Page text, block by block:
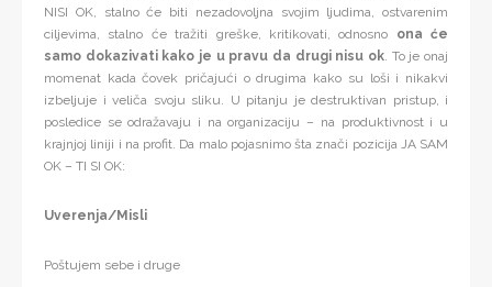
NISI OK, stalno će biti nezadovoljna svojim ljudima, ostvarenim
ciljevima, stalno će tražiti greške, kritikovati, odnosno ona će
samo dokazivati kako je u pravu da drugi nisu ok. To je onaj
momenat kada čovek pričajući o drugima kako su loši i nikakvi
izbeljuje i veliča svoju sliku. U pitanju je destruktivan pristup, i
posledice se odražavaju i na organizaciju – na produktivnost i u
krajnjoj liniji i na profit. Da malo pojasnimo šta znači pozicija JA SAM
OK – TI SI OK:
Uverenja/Misli
Poštujem sebe i druge